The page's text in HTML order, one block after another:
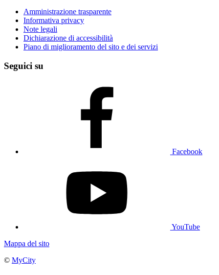
Amministrazione trasparente
Informativa privacy
Note legali
Dichiarazione di accessibilità
Piano di miglioramento del sito e dei servizi
Seguici su
Facebook
YouTube
Mappa del sito
© MyCity